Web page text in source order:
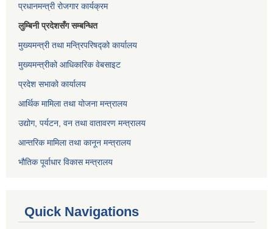
प्रधानमन्त्री रोजगार कार्यक्रम
लुम्बिनी प्रदेशसँग सम्बन्धित
मुख्यमन्त्री तथा मन्त्रिपरिषद्को कार्यालय
मुख्यमन्त्रीको आधिकारिक वेबसाइट
प्रदेश सभाको कार्यालय
आर्थिक मामिला तथा योजना मन्त्रालय
उद्योग, पर्यटन, वन तथा वातावरण मन्त्रालय
आन्तरिक मामिला तथा कानून मन्त्रालय
भौतिक पूर्वाधार विकास मन्त्रालय
Quick Navigations